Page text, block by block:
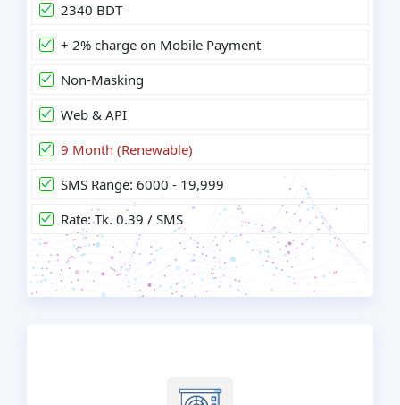
2340 BDT
+ 2% charge on Mobile Payment
Non-Masking
Web & API
9 Month (Renewable)
SMS Range: 6000 - 19,999
Rate: Tk. 0.39 / SMS